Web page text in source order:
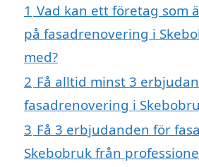
1 Vad kan ett företag som
på fasadrenovering i
med?
2 Få alltid minst 3
fasadrenovering i
3 Få 3 erbjudanden för
Skebobruk från